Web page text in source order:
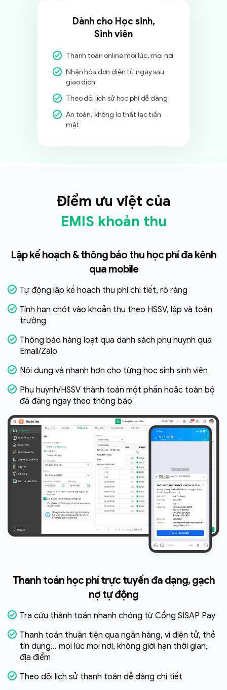
Dành cho Học sinh,
Sinh viên
Thanh toán online mọi lúc, mọi nơi
Nhận hóa đơn điện tử ngay sau
giao dịch
Theo dõi lịch sử học phí dễ dàng
An toàn, không lo thất lạc tiền
mặt
Điểm ưu việt của
EMIS khoản thu
Lập kế hoạch & thông báo thu học phí đa kênh
qua mobile
Tự động lập kế hoạch thu phí chi tiết, rõ ràng
Tính hạn chót vào khoản thu theo HSSV, lập và toàn
trường
Thông báo hàng loạt qua danh sách phụ huynh qua
Email/Zalo
Nội dung và nhanh hơn cho từng học sinh sinh viên
Phụ huynh/HSSV thành toán một phần hoặc toàn bộ
đã đăng ngay theo thông báo
Thanh toán học phí trực tuyến đa dạng, gạch
nợ tự động
Tra cứu thành toán nhanh chóng từ Cổng SISAP Pay
Thanh toán thuận tiện qua ngân hàng, ví điện tử, thẻ
tín dụng... mọi lúc mọi nơi, không giới hạn thời gian,
địa điểm
Theo dõi lịch sử thanh toán dễ dàng chi tiết